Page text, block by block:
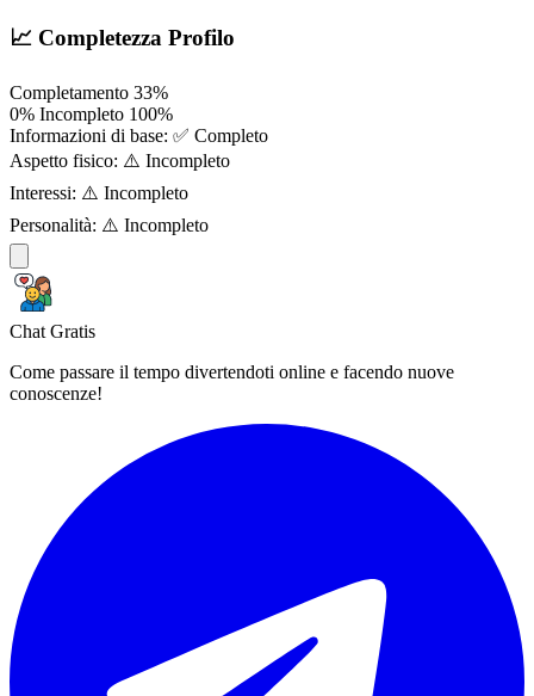
📈 Completezza Profilo
Completamento 33%
0% Incompleto 100%
Informazioni di base: ✅ Completo
Aspetto fisico: ⚠️ Incompleto
Interessi: ⚠️ Incompleto
Personalità: ⚠️ Incompleto
Chat Gratis
Come passare il tempo divertendoti online e facendo nuove
conoscenze!